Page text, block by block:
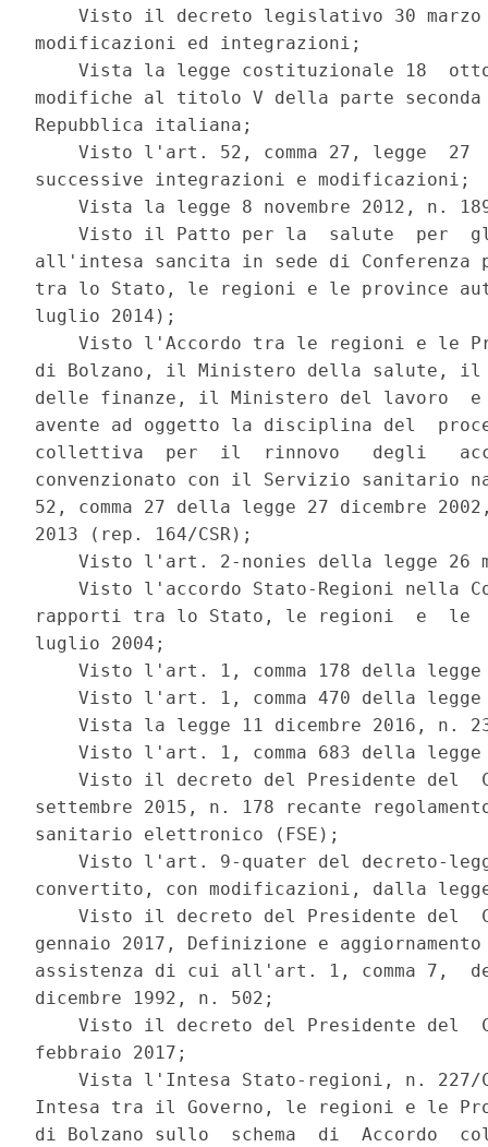
Visto il decreto legislativo 30
modificazioni ed integrazioni;
Vista la legge costituzionale 18
modifiche al titolo V della parte
Repubblica italiana;
Visto l'art. 52, comma 27, legge  27
successive integrazioni e modificazioni;
Vista la legge 8 novembre 2012, n.
Visto il Patto per la  salute  per
all'intesa sancita in sede di Conferenza
tra lo Stato, le regioni e le province
luglio 2014);
Visto l'Accordo tra le regioni e le
di Bolzano, il Ministero della salute, il
delle finanze, il Ministero del lavoro
avente ad oggetto la disciplina del
collettiva  per  il  rinnovo   degli
convenzionato con il Servizio sanitario
52, comma 27 della legge 27 dicembre
2013 (rep. 164/CSR);
Visto l'art. 2-nonies della legge 26
Visto l'accordo Stato-Regioni nella
rapporti tra lo Stato, le regioni  e  le
luglio 2004;
Visto l'art. 1, comma 178 della
Visto l'art. 1, comma 470 della
Vista la legge 11 dicembre 2016, n.
Visto l'art. 1, comma 683 della
Visto il decreto del Presidente del
settembre 2015, n. 178 recante
sanitario elettronico (FSE);
Visto l'art. 9-quater del decreto-
convertito, con modificazioni, dalla
Visto il decreto del Presidente del
gennaio 2017, Definizione e
assistenza di cui all'art. 1, comma 7,
dicembre 1992, n. 502;
Visto il decreto del Presidente del
febbraio 2017;
Vista l'Intesa Stato-regioni, n.
Intesa tra il Governo, le regioni e le
di Bolzano sullo  schema  di  Accordo